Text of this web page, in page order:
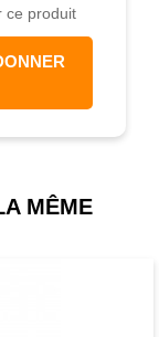
ce produit
MÊME